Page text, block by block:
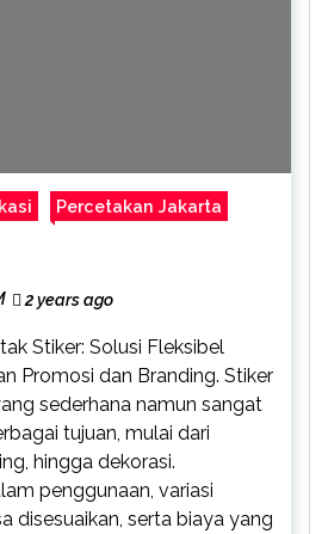
Percetakan Jakarta
2 years ago
Stiker: Solusi Fleksibel
Promosi dan Branding. Stiker
sederhana namun sangat
tujuan, mulai dari
hingga dekorasi.
penggunaan, variasi
disesuaikan, serta biaya yang